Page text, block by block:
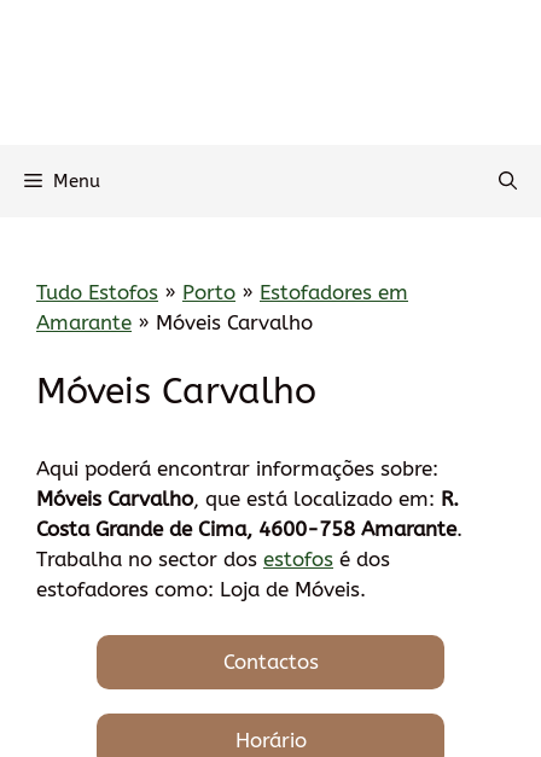
Menu
Tudo Estofos » Porto » Estofadores em
Amarante » Móveis Carvalho
Móveis Carvalho
Aqui poderá encontrar informações sobre:
Móveis Carvalho, que está localizado em: R.
Costa Grande de Cima, 4600-758 Amarante.
Trabalha no sector dos estofos é dos
estofadores como: Loja de Móveis.
Contactos
Horário